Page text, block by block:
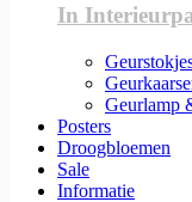
In
Geurlamp
Posters
Droogbloemen
Sale
Informatie